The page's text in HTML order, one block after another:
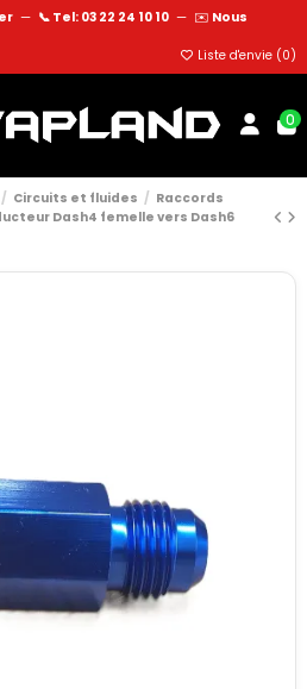
— 📞 Tel: 03 22 24 10 10 — ✉️ Nous
Liste d'envie (0)
0
Circuits et fluides
Raccords
Dash4 femelle vers Dash6